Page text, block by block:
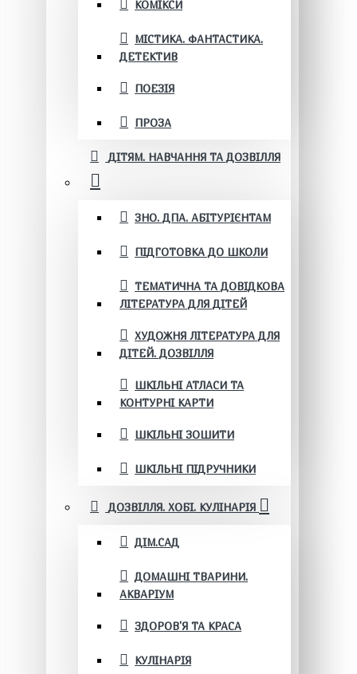
КОМІКСИ
МІСТИКА. ФАНТАСТИКА.
ДЕТЕКТИВ
ПОЕЗІЯ
ПРОЗА
ДІТЯМ. НАВЧАННЯ ТА ДОЗВІЛЛЯ
ЗНО. ДПА. АБІТУРІЄНТАМ
ПІДГОТОВКА ДО ШКОЛИ
ТЕМАТИЧНА ТА ДОВІДКОВА
ЛІТЕРАТУРА ДЛЯ ДІТЕЙ
ХУДОЖНЯ ЛІТЕРАТУРА ДЛЯ
ДІТЕЙ. ДОЗВІЛЛЯ
ШКІЛЬНІ АТЛАСИ ТА
КОНТУРНІ КАРТИ
ШКІЛЬНІ ЗОШИТИ
ШКІЛЬНІ ПІДРУЧНИКИ
ДОЗВІЛЛЯ. ХОБІ. КУЛІНАРІЯ
ДІМ.САД
ДОМАШНІ ТВАРИНИ.
АКВАРІУМ
ЗДОРОВ'Я ТА КРАСА
КУЛІНАРІЯ